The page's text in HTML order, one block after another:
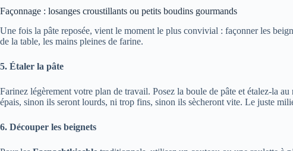
Façonnage : losanges croustillants ou petits boudins gourmands
Une fois la pâte reposée, vient le moment le plus convivial : façonner les
de la table, les mains pleines de farine.
5. Étaler la pâte
Farinez légèrement votre plan de travail. Posez la boule de pâte et étalez-la
épais, sinon ils seront lourds, ni trop fins, sinon ils sècheront vite. Le juste
6. Découper les beignets